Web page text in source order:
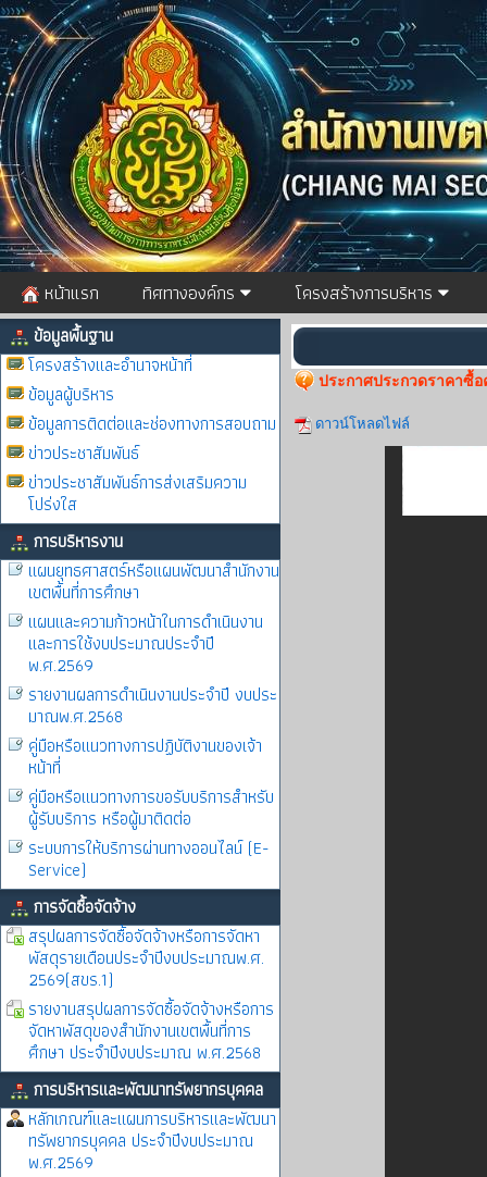
หน้าแรก ทิศทางองค์กร โครงสร้างการบริหาร
ข้อมูลพื้นฐาน
โครงสร้างและอำนาจหน้าที่
ข้อมูลผู้บริหาร
ข้อมูลการติดต่อและช่องทางการสอบถาม
ข่าวประชาสัมพันธ์
ข่าวประชาสัมพันธ์การส่งเสริมความ
โปร่งใส
การบริหารงาน
แผนยุทธศาสตร์หรือแผนพัฒนาสำนักงาน
เขตพื้นที่การศึกษา
แผนและความก้าวหน้าในการดำเนินงาน
และการใช้งบประมาณประจำปี
พ.ศ.2569
รายงานผลการดำเนินงานประจำปี งบประ
มาณพ.ศ.2568
คู่มือหรือแนวทางการปฏิบัติงานของเจ้า
หน้าที่
คู่มือหรือแนวทางการขอรับบริการสำหรับ
ผู้รับบริการ หรือผู้มาติดต่อ
ระบบการให้บริการผ่านทางออนไลน์ (E-
Service)
การจัดซื้อจัดจ้าง
สรุปผลการจัดซื้อจัดจ้างหรือการจัดหา
พัสดุรายเดือนประจำปีงบประมาณพ.ศ.
2569(สขร.1)
รายงานสรุปผลการจัดซื้อจัดจ้างหรือการ
จัดหาพัสดุของสำนักงานเขตพื้นที่การ
ศึกษา ประจำปีงบประมาณ พ.ศ.2568
การบริหารและพัฒนาทรัพยากรบุคคล
หลักเกณฑ์และแผนการบริหารและพัฒนา
ทรัพยากรบุคคล ประจำปีงบประมาณ
พ.ศ.2569
ประกาศประกวดราคาซื้
ดาวน์โหลดไฟล์